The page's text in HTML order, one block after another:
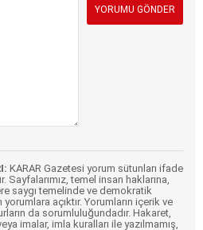
KARAR Gazetesi yorum sütunları ifade
Sayfalarımız, temel insan haklarına,
saygı temelinde ve demokratik
açıktır. Yorumların içerik ve
da sorumluluğundadır. Hakaret,
imalar, imla kuralları ile yazılmamış,